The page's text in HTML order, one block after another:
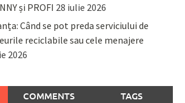
și PROFI 28 iulie 2026
Când se pot preda serviciului de
reciclabile sau cele menajere
2026
COMMENTS TAGS